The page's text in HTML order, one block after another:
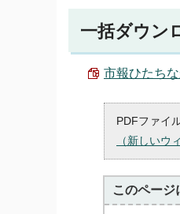
一括ダウン
市報ひたち
PDFファイ
（新しいウ
このページ